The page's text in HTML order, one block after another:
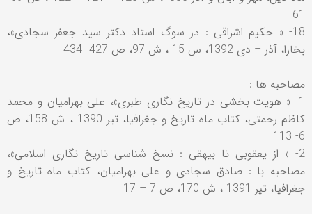
61
18- « حکیم اشراقی : در سوگ استاد دکتر سید جعفر سجادی»،
بخارا، آذر – دی 1392، س 15 ، ش 97، ص 427- 434
مصاحبه ها :
1- « هویت بخشی در تاریخ نگاری طبری»، علی بهرامیان و محمد
کاظم رحمتی، کتاب ماه تاریخ و جغرافیا، تیر 1390 ، ش 158، ص
6- 113
2- « از یعقوبی تا بیهقی : نسخ شناسی تاریخ نگاری اسلامی»،
مصاحبه با : صادق سجادی و علی بهرامیان، کتاب ماه تاریخ و
جغرافیا، تیر 1391 ، ش 170، ص 7 – 17